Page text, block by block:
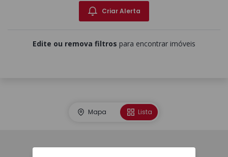
Criar Alerta
Edite ou remova filtros para encontrar imóveis
Mapa Lista